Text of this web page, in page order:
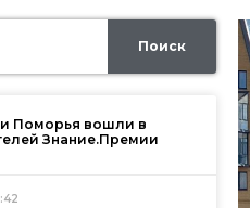
Поиск
Поморья вошли в
Знание.Премии